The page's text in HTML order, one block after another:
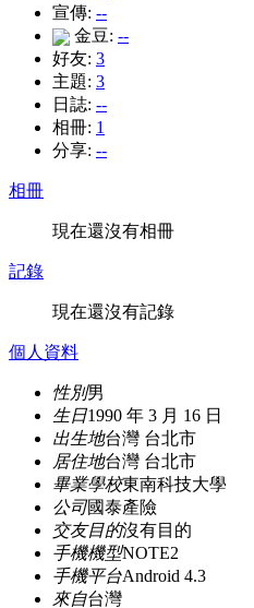
宣傳: --
金豆: --
好友: 3
主題: 3
日誌: --
相冊: 1
分享: --
相冊
現在還沒有相冊
記錄
現在還沒有記錄
個人資料
性別男
生日1990 年 3 月 16 日
出生地台灣 台北市
居住地台灣 台北市
畢業學校東南科技大學
公司國泰產險
交友目的沒有目的
手機機型NOTE2
手機平台Android 4.3
來自台灣